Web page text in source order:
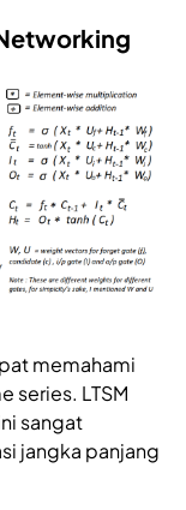
memahami
series. LTSM
sangat
jangka panjang